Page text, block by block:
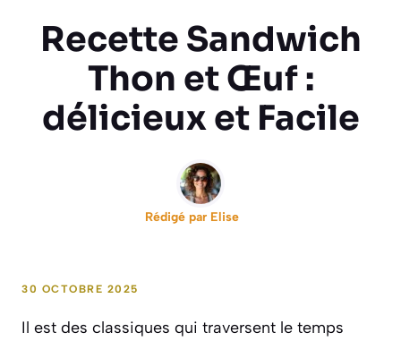
Recette Sandwich
Thon et Œuf :
délicieux et Facile
Rédigé par Elise
30 OCTOBRE 2025
Il est des classiques qui traversent le temps